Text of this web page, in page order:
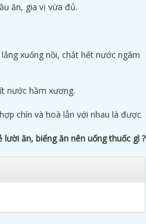
ăn, gia vị vừa đủ.
xuống nồi, chắt hết nước ngâm
nước hầm xương.
chín và hoà lẫn với nhau là được
lười ăn, biếng ăn nên uống thuốc gì ?